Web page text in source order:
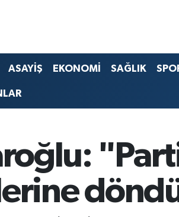
ASAYİŞ EKONOMİ SAĞLIK